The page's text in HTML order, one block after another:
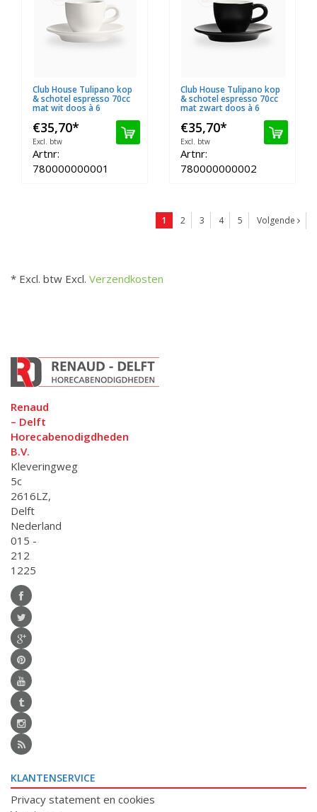
Club House Tulipano kop
& schotel espresso 70cc
mat wit doos à 6
€35,70*
Excl. btw
Artnr:
780000000001
Club House Tulipano kop
& schotel espresso 70cc
mat zwart doos à 6
€35,70*
Excl. btw
Artnr:
780000000002
1 2 3 4 5 Volgende
* Excl. btw Excl. Verzendkosten
Renaud
– Delft
Horecabenodigdheden
B.V.
Kleveringweg
5c
2616LZ,
Delft
Nederland
015 -
212
1225
KLANTENSERVICE
Privacy statement en cookies